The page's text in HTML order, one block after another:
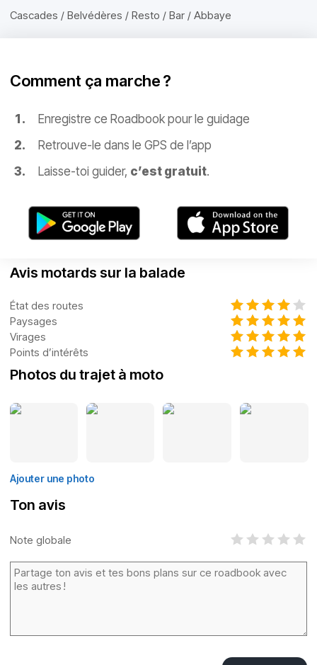
Cascades / Belvédères / Resto / Bar / Abbaye
Comment ça marche ?
Enregistre ce Roadbook pour le guidage
Retrouve-le dans le GPS de l’app
Laisse-toi guider, c’est gratuit.
Avis motards sur la balade
État des routes
Paysages
Virages
Points d’intérêts
Photos du trajet à moto
Ajouter une photo
Ton avis
Note globale